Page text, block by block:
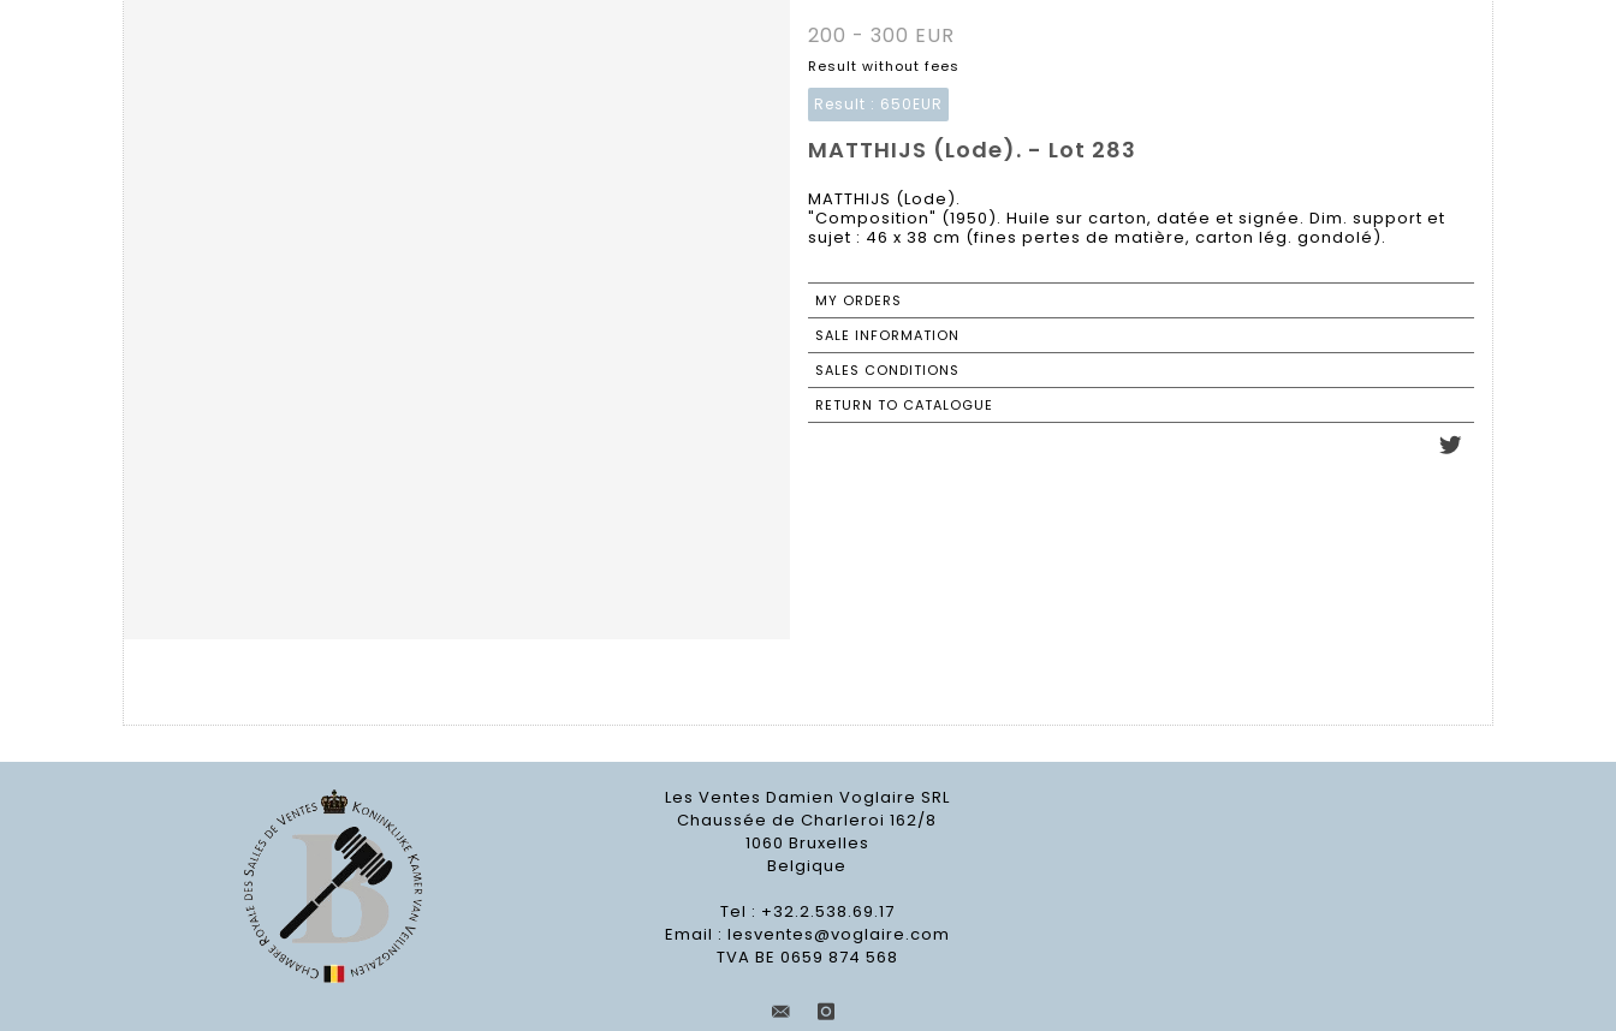
200 - 300 EUR
Result without fees
Result : 650EUR
MATTHIJS (Lode). - Lot 283
MATTHIJS (Lode).
"Composition" (1950). Huile sur carton, datée et signée. Dim. support et
sujet : 46 x 38 cm (fines pertes de matière, carton lég. gondolé).
MY ORDERS
SALE INFORMATION
SALES CONDITIONS
RETURN TO CATALOGUE
Les Ventes Damien Voglaire SRL
Chaussée de Charleroi 162/8
1060 Bruxelles
Belgique
Tel : +32.2.538.69.17
Email : lesventes@voglaire.com
TVA BE 0659 874 568